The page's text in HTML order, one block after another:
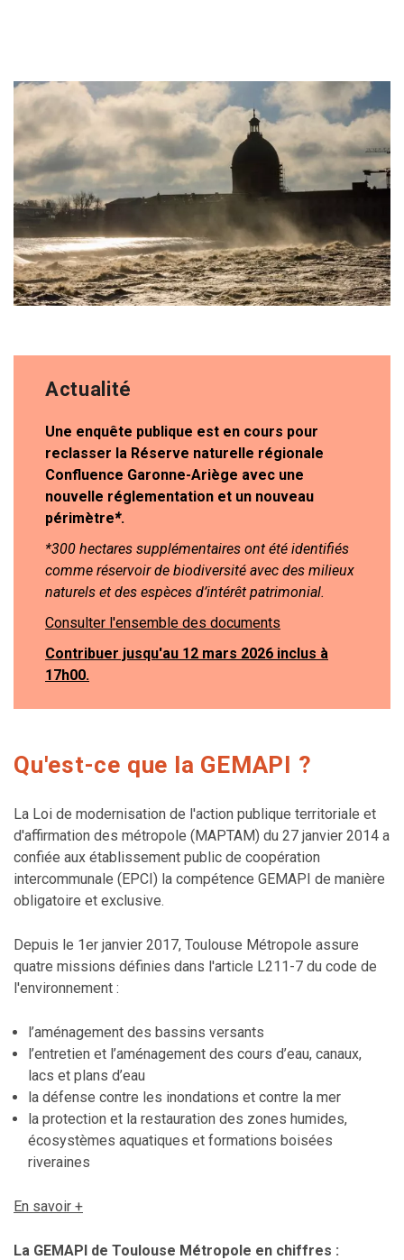
Actualité
Une enquête publique est en cours pour
reclasser la Réserve naturelle régionale
Confluence Garonne-Ariège avec une
nouvelle réglementation et un nouveau
périmètre*.
*300 hectares supplémentaires ont été identifiés
comme réservoir de biodiversité avec des milieux
naturels et des espèces d’intérêt patrimonial.
Consulter l'ensemble des documents
Contribuer jusqu'au 12 mars 2026 inclus à
17h00.
Qu'est-ce que la GEMAPI ?
La Loi de modernisation de l'action publique territoriale et
d'affirmation des métropole (MAPTAM) du 27 janvier 2014 a
confiée aux établissement public de coopération
intercommunale (EPCI) la compétence GEMAPI de manière
obligatoire et exclusive.
Depuis le 1er janvier 2017, Toulouse Métropole assure
quatre missions définies dans l'article L211-7 du code de
l'environnement :
l’aménagement des bassins versants
l’entretien et l’aménagement des cours d’eau, canaux,
lacs et plans d’eau
la défense contre les inondations et contre la mer
la protection et la restauration des zones humides,
écosystèmes aquatiques et formations boisées
riveraines
En savoir +
La GEMAPI de Toulouse Métropole en chiffres :